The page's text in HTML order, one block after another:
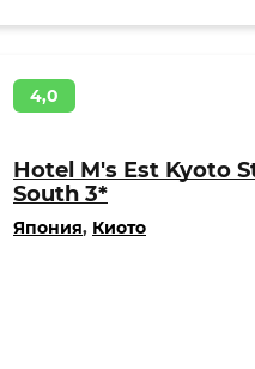
4,0
Hotel M's Est Kyoto
South 3*
Япония, Киото